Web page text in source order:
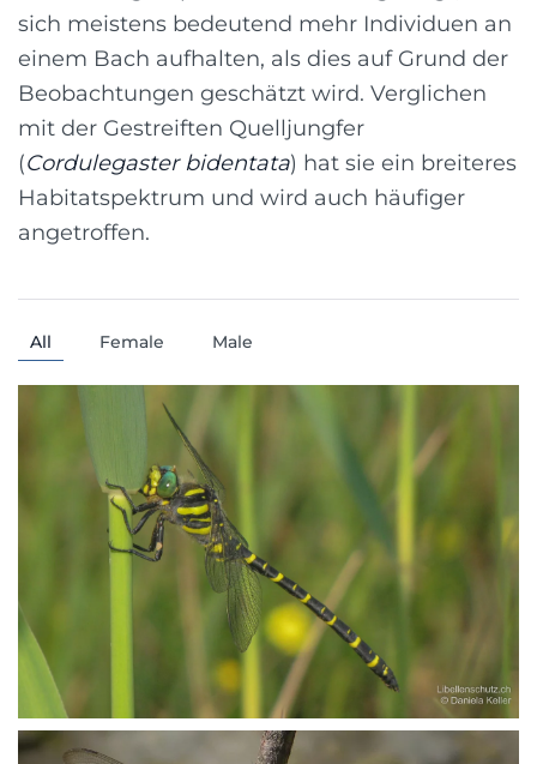
sich meistens bedeutend mehr Individuen an
einem Bach aufhalten, als dies auf Grund der
Beobachtungen geschätzt wird. Verglichen
mit der Gestreiften Quelljungfer
(Cordulegaster bidentata) hat sie ein breiteres
Habitatspektrum und wird auch häufiger
angetroffen.
All Female Male